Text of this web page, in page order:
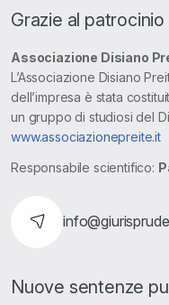
Grazie al patrocinio
Associazione Disiano
L’Associazione Disiano
dell’impresa è stata
un gruppo di studiosi del
www.associazionepreite.it
Responsabile scientifico:
Nuove sentenze